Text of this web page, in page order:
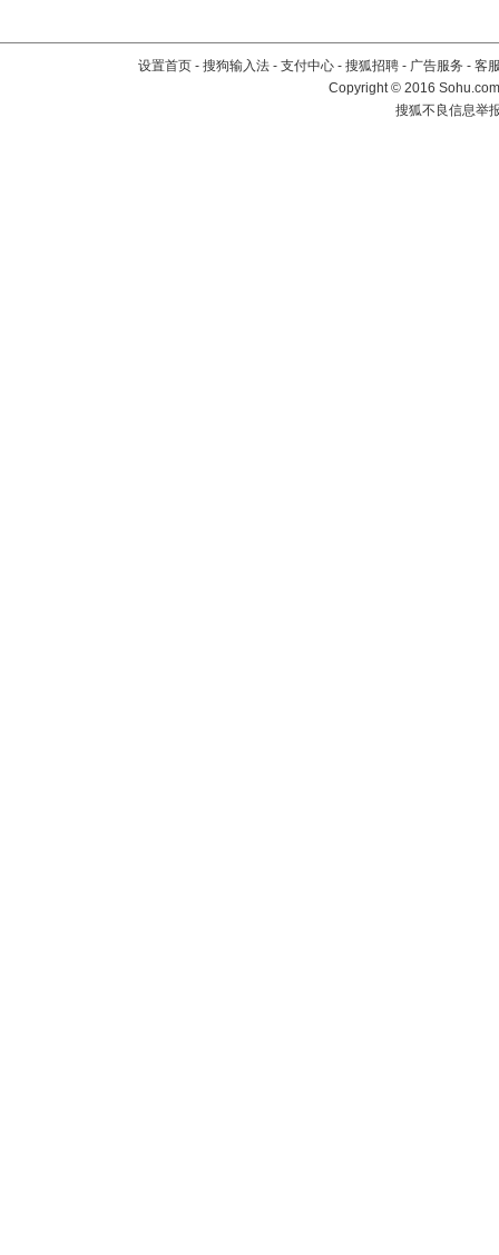
设置首页 - 搜狗输入法 - 支付中心 - 搜狐招聘 - 广告服务 - 客
Copyright©2016
搜狐不良信息举